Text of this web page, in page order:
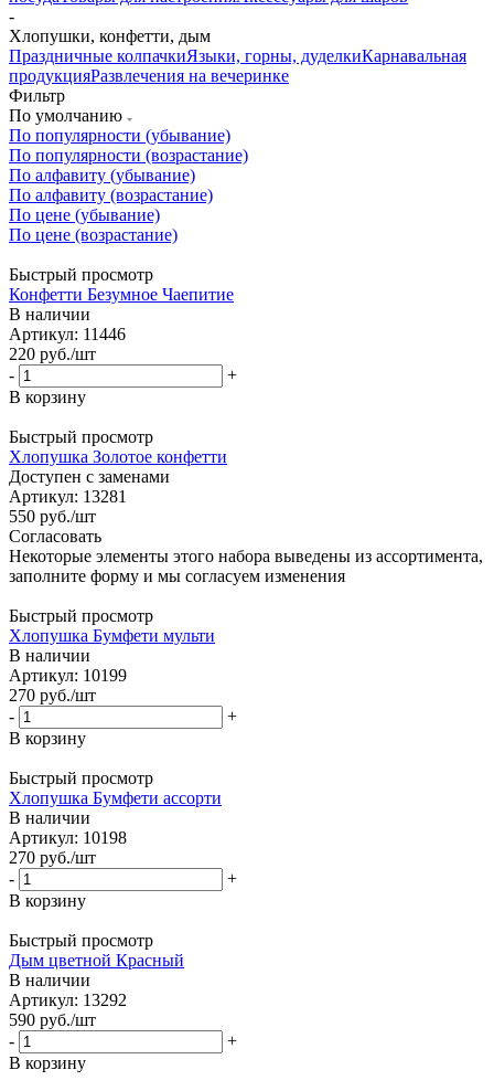
-
Хлопушки, конфетти, дым
Праздничные колпачкиЯзыки, горны, дуделкиКарнавальная
продукцияРазвлечения на вечеринке
Фильтр
По умолчанию
По популярности (убывание)
По популярности (возрастание)
По алфавиту (убывание)
По алфавиту (возрастание)
По цене (убывание)
По цене (возрастание)
Быстрый просмотр
Конфетти Безумное Чаепитие
В наличии
Артикул: 11446
220 руб./шт
-
+
В корзину
Быстрый просмотр
Хлопушка Золотое конфетти
Доступен с заменами
Артикул: 13281
550 руб./шт
Согласовать
Некоторые элементы этого набора выведены из ассортимента,
заполните форму и мы согласуем изменения
Быстрый просмотр
Хлопушка Бумфети мульти
В наличии
Артикул: 10199
270 руб./шт
-
+
В корзину
Быстрый просмотр
Хлопушка Бумфети ассорти
В наличии
Артикул: 10198
270 руб./шт
-
+
В корзину
Быстрый просмотр
Дым цветной Красный
В наличии
Артикул: 13292
590 руб./шт
-
+
В корзину